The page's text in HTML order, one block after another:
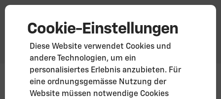
Cookie-Einstellungen
Diese Website verwendet Cookies und
andere Technologien, um ein
personalisiertes Erlebnis anzubieten. Für
eine ordnungsgemässe Nutzung der
Website müssen notwendige Cookies
Corvette Stingray · Coupé (MY26)